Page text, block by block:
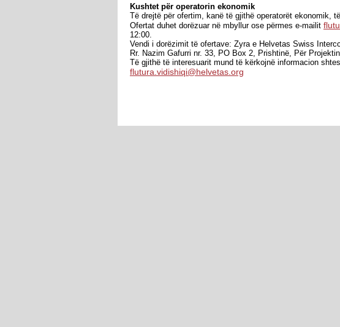
Kushtet për operatorin ekonomik
Të drejtë për ofertim, kanë të gjithë operatorët ekonomik,
Ofertat duhet dorëzuar në mbyllur ose përmes e-mailit
12:00.
Vendi i dorëzimit të ofertave: Zyra e Helvetas Swiss
Rr. Nazim Gafurri nr. 33, PO Box 2, Prishtinë, Për
Të gjithë të interesuarit mund të kërkojnë informacion
flutura.vidishiqi@helvetas.org